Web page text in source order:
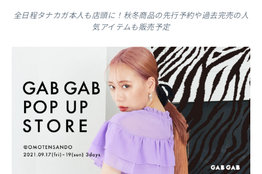
全日程タナカガ本人も店頭に！秋冬商品の先行予約や過去完売の人
気アイテムも販売予定